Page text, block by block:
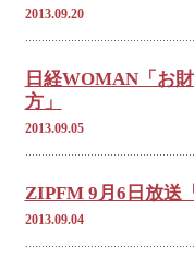
2013.09.20
日経WOMAN「お
方」
2013.09.05
ZIPFM 9月6日放送
2013.09.04